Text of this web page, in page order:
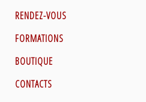
RENDEZ-VOUS
FORMATIONS
BOUTIQUE
CONTACTS